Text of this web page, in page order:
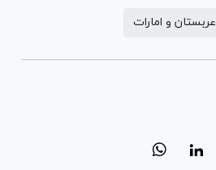
عربستان و امارات